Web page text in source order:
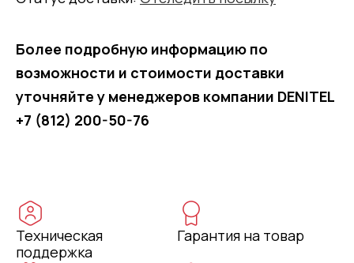
Более подробную информацию по
возможности и стоимости доставки
уточняйте у менеджеров компании DENITEL
+7 (812) 200-50-76
Техническая
поддержка
Гарантия на товар